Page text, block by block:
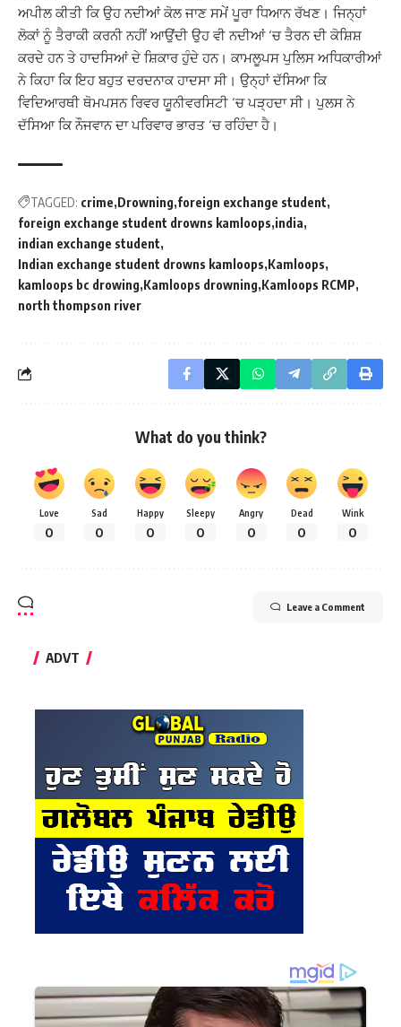
ਅਪੀਲ ਕੀਤੀ ਕਿ ਉਹ ਨਦੀਆਂ ਕੋਲ ਜਾਣ ਸਮੇਂ ਪੂਰਾ ਧਿਆਨ ਰੱਖਣ। ਜਿਨ੍ਹਾਂ
ਲੋਕਾਂ ਨੂੰ ਤੈਰਾਕੀ ਕਰਨੀ ਨਹੀਂ ਆਉਂਦੀ ਉਹ ਵੀ ਨਦੀਆਂ ‘ਚ ਤੈਰਨ ਦੀ ਕੋਸ਼ਿਸ਼
ਕਰਦੇ ਹਨ ਤੇ ਹਾਦਸਿਆਂ ਦੇ ਸ਼ਿਕਾਰ ਹੁੰਦੇ ਹਨ। ਕਾਮਲੂਪਸ ਪੁਲਿਸ ਅਧਿਕਾਰੀਆਂ
ਨੇ ਕਿਹਾ ਕਿ ਇਹ ਬਹੁਤ ਦਰਦਨਾਕ ਹਾਦਸਾ ਸੀ। ਉਨ੍ਹਾਂ ਦੱਸਿਆ ਕਿ
ਵਿਦਿਆਰਥੀ ਥੋਮਪਸਨ ਰਿਵਰ ਯੂਨੀਵਰਸਿਟੀ ‘ਚ ਪੜ੍ਹਦਾ ਸੀ। ਪੁਲਸ ਨੇ
ਦੱਸਿਆ ਕਿ ਨੌਜਵਾਨ ਦਾ ਪਰਿਵਾਰ ਭਾਰਤ ‘ਚ ਰਹਿੰਦਾ ਹੈ।
TAGGED: crime Drowning foreign exchange student
foreign exchange student drowns kamloops india
indian exchange student
Indian exchange student drowns kamloops Kamloops
kamloops bc drowing Kamloops drowning Kamloops RCMP
north thompson river
What do you think?
Love
0
Sad
0
Happy
0
Sleepy
0
Angry
0
Dead
0
Wink
0
Leave a Comment
ADVT